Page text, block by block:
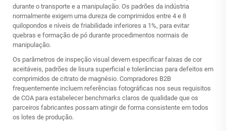
durante o transporte e a manipulação. Os padrões da indústria
normalmente exigem uma dureza de comprimidos entre 4 e 8
quilopondos e níveis de friabilidade inferiores a 1%, para evitar
quebras e formação de pó durante procedimentos normais de
manipulação.
Os parâmetros de inspeção visual devem especificar faixas de cor
aceitáveis, padrões de lisura superficial e tolerâncias para defeitos em
comprimidos de citrato de magnésio. Compradores B2B
frequentemente incluem referências fotográficas nos seus requisitos
de COA para estabelecer benchmarks claros de qualidade que os
parceiros fabricantes possam atingir de forma consistente em todos
os lotes de produção.